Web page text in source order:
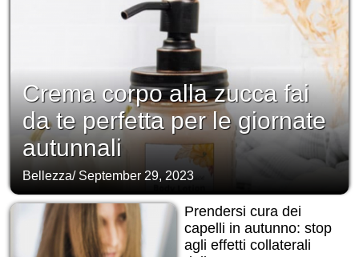
Crema corpo alla zucca fai
da te perfetta per le giornate
autunnali
Bellezza/ September 29, 2023
Prendersi cura dei
capelli in autunno: stop
agli effetti collaterali